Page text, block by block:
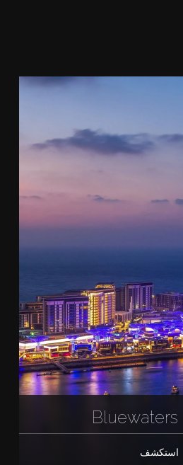
Bluewaters
استكشف